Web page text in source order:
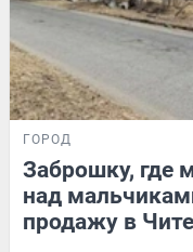
ГОРОД
Заброшку, где
над
продажу в Чите